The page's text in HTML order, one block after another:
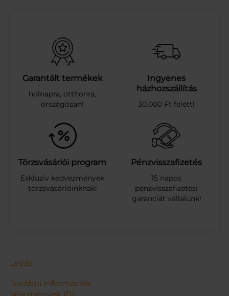
s
m
i
n
e
s
r
ó
b
a
b
a
b
j
a
Garantált termékek
holnapra, otthonra,
országosan!
Ingyenes
házhozszállítás
30.000 Ft felett!
Törzsvásárlói program
Exkluzív kedvezmények
törzsvásárlóinknak!
Pénzvisszafizetés
15 napos
pénzvisszafizetési
garanciát vállalunk!
Leírás
További információk
Vélemények (0)